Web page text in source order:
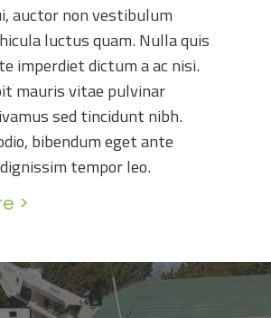
auctor non vestibulum
luctus quam. Nulla quis
imperdiet dictum a ac nisi.
mauris vitae pulvinar
sed tincidunt nibh.
bibendum eget ante
tempor leo.
>